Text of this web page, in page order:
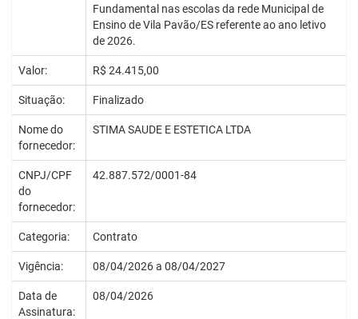
Fundamental nas escolas da rede Municipal de
Ensino de Vila Pavão/ES referente ao ano letivo
de 2026.
Valor: R$ 24.415,00
Situação: Finalizado
Nome do
fornecedor:
STIMA SAUDE E ESTETICA LTDA
CNPJ/CPF
do
fornecedor:
42.887.572/0001-84
Categoria: Contrato
Vigência: 08/04/2026 a 08/04/2027
Data de
Assinatura:
08/04/2026